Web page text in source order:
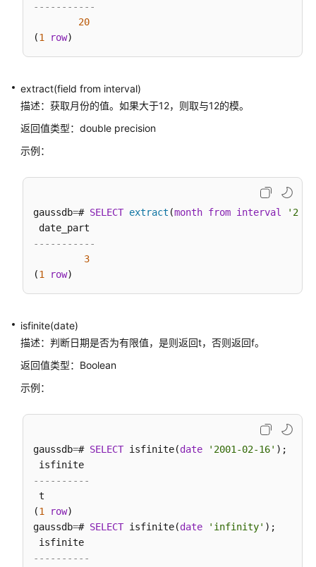
和
图
Schema
置
开
（分
布
式
2.x）
-----------
20
(1 row
extract(field from interval)
描述：获取月份的值。如果大于12，则取与12的模。
返回值类型：double precision
示例：
gaussdb=# SELECT extract (month from interval
'2
-----------
3
(1 row
isfinite(date)
描述：判断日期是否为有限值，是则返回t，否则返回f。
返回值类型： Boolean
示例：
gaussdb=# SELECT isfinite(date '2001-02-16' );
----------
t
(1 row)
gaussdb=# SELECT isfinite(date 'infinity' );
----------